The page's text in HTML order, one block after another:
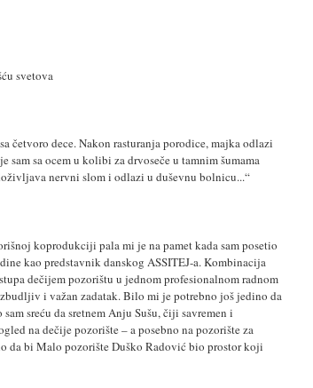
svetova
četvoro dece. Nakon rasturanja porodice, majka odlazi
sam sa ocem u kolibi za drvoseče u tamnim šumama
nervni slom i odlazi u duševnu bolnicu...“
koprodukciji pala mi je na pamet kada sam posetio
kao predstavnik danskog ASSITEJ-a. Kombinacija
dečijem pozorištu u jednom profesionalnom radnom
i važan zadatak. Bilo mi je potrebno još jedino da
sreću da sretnem Anju Sušu, čiji savremen i
na dečije pozorište – a posebno na pozorište za
da bi Malo pozorište Duško Radović bio prostor koji